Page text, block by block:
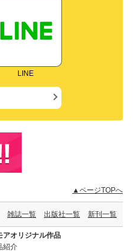
LINE
▲ページTOPへ
雑誌一覧 出版社一覧 新刊一覧
アオリジナル作品
紹介